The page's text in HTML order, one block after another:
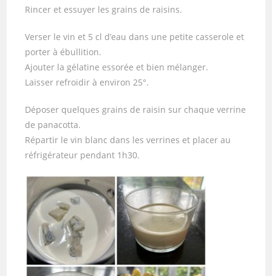
Rincer et essuyer les grains de raisins.
Verser le vin et 5 cl d’eau dans une petite casserole et
porter à ébullition.
Ajouter la gélatine essorée et bien mélanger.
Laisser refroidir à environ 25°.
Déposer quelques grains de raisin sur chaque verrine
de panacotta.
Répartir le vin blanc dans les verrines et placer au
réfrigérateur pendant 1h30.